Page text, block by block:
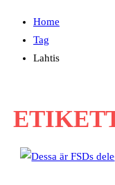
Home
Tag
Lahtis